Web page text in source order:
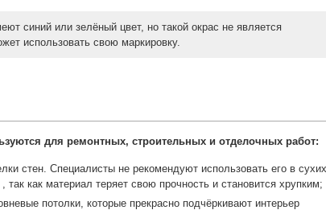
синий или зелёный цвет, но такой окрас не является
использовать свою маркировку.
для ремонтных, строительных и отделочных работ:
стен. Специалисты не рекомендуют использовать его в сухих
как материал теряет свою прочность и становится хрупким;
потолки, которые прекрасно подчёркивают интерьер